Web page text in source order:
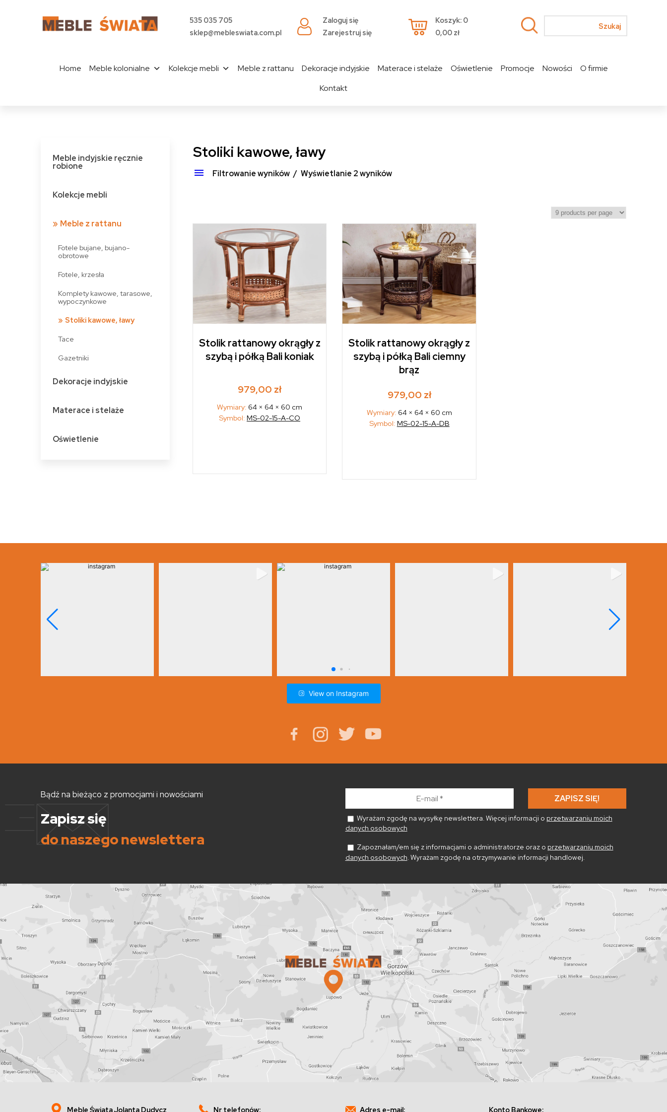
535 035 705
sklep@mebleswiata.com.pl
Zaloguj się
Zarejestruj się
Koszyk: 0
0,00 zł
Home Meble kolonialne Kolekcje mebli Meble z rattanu Dekoracje indyjskie Materace i stelaże Oświetlenie Promocje Nowości
O firmie
Kontakt
Meble indyjskie ręcznie
robione
Kolekcje mebli
Meble z rattanu
Fotele bujane, bujano-
obrotowe
Fotele, krzesła
Komplety kawowe, tarasowe,
wypoczynkowe
Stoliki kawowe, ławy
Tace
Gazetniki
Dekoracje indyjskie
Materace i stelaże
Oświetlenie
Stoliki kawowe, ławy
Filtrowanie wyników Wyświetlanie 2 wyników
Stolik rattanowy okrągły z
szybą i półką Bali koniak
979,00 zł
Wymiary: 64 × 64 × 60 cm
Symbol:MS-02-15-A-CO
Stolik rattanowy okrągły z
szybą i półką Bali ciemny
brąz
979,00 zł
Wymiary: 64 × 64 × 60 cm
Symbol: MS-02-15-A-DB
View on Instagram
Bądź na bieżąco z promocjami i nowościami
Zapisz się
do naszego newslettera
Wyrażam zgodę na wysyłkę newslettera. Więcej informacji o przetwarzaniu moich
danych osobowych
Zapoznałam/em się z informacjami o administratorze oraz o przetwarzaniu moich
danych osobowych . Wyrażam zgodę na otrzymywanie informacji handlowej.
Meble Świata Jolanta Dudycz
Nr telefonów:
Adres e-mail:
Konto Bankowe: